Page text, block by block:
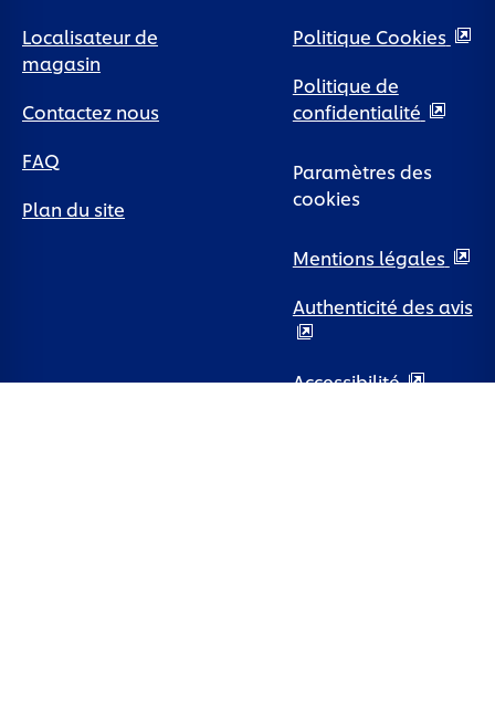
Localisateur de
magasin
Contactez nous
FAQ
Plan du site
Politique Cookies
Politique de
confidentialité
Paramètres des
cookies
Mentions légales
Authenticité des avis
Accessibilité